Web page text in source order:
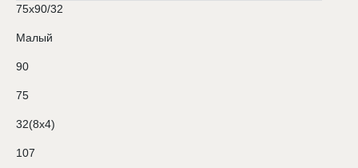
75х90/32
Малый
90
75
32(8х4)
107